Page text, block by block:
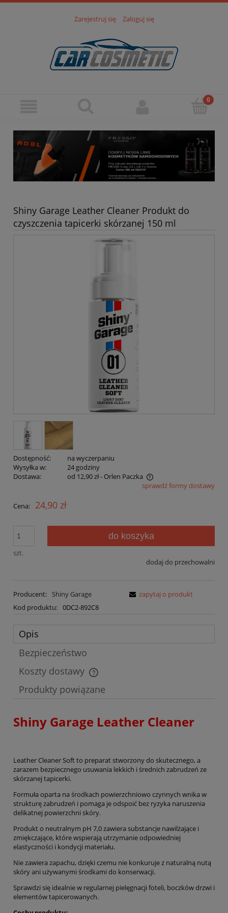
Zarejestruj się Zaloguj się
Shiny Garage Leather Cleaner Produkt do
czyszczenia tapicerki skórzanej 150 ml
Dostępność:
na wyczerpaniu
Wysyłka w:
24 godziny
Dostawa:
od 12,90 zł- Orlen Paczka
Cena nie zawiera ewentualnych kosztów płatnościsprawdź formy dostawy
Cena: 24,90 zł
szt.
do koszyka
dodaj do przechowalni
Producent:
Shiny Garage
Kod produktu: 0DC2-892C8
zapytaj o produkt
Opis
Bezpieczeństwo
Koszty dostawy
Cena nie zawiera ewentualnych kosztów płatności
Produkty powiązane
Shiny Garage Leather Cleaner
Leather Cleaner Soft to preparat stworzony do skutecznego, a
zarazem bezpiecznego usuwania lekkich i średnich zabrudzeń ze
skórzanej tapicerki.
Formuła oparta na środkach powierzchniowo czynnych wnika w
strukturę zabrudzeń i pomaga je odspoić bez ryzyka naruszenia
delikatnej powierzchni skóry.
Produkt o neutralnym pH 7,0 zawiera substancje nawilżające i
zmiękczające, które wspierają utrzymanie odpowiedniej
elastyczności i kondycji materiału.
Nie zawiera zapachu, dzięki czemu nie konkuruje z naturalną nutą
skóry ani używanymi środkami do konserwacji.
Sprawdzi się idealnie w regularnej pielęgnacji foteli, boczków drzwi i
elementów tapicerowanych.